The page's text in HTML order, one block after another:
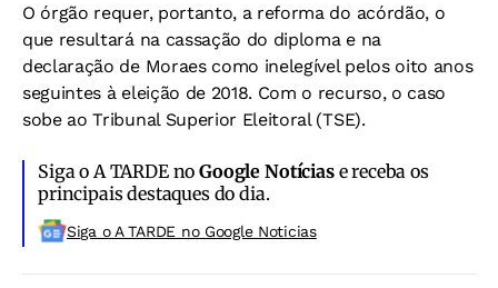
O órgão requer, portanto, a reforma do acórdão, o
que resultará na cassação do diploma e na
declaração de Moraes como inelegível pelos oito anos
seguintes à eleição de 2018. Com o recurso, o caso
sobe ao Tribunal Superior Eleitoral (TSE).
Siga o A TARDE noGoogle Notíciase receba os
principais destaques do dia.
Siga o A TARDE no Google Noticias